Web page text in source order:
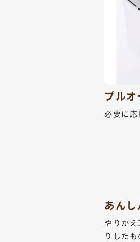
プル
必要に応
あん
やりか
りした